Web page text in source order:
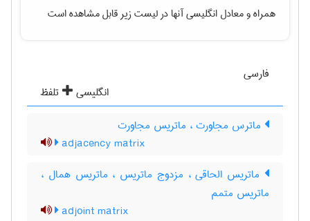
همراهو معادل انگلیسی آنها در لیست زیر قابل مشاهده است
فارسی
انگلیسی
تلفظ
ماترس مجاورت ، ماتریس مجاورت
adjacency matrix
ماتریس الحاقی ، مزدوج ماتریس ، ماتریس همال ،
ماتریس متمم
adjoint matrix